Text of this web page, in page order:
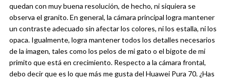
quedan con muy buena resolución, de hecho, ni siquiera se
observa el granito.En general, la cámara principal logra mantener
un contraste adecuado sin afectar los colores, ni los estalla, ni los
opaca. Igualmente, logra mantener todos los detalles necesarios
de la imagen, tales como los pelos de mi gato o el bigote de mi
primito que está en crecimiento. Respecto a la cámara frontal,
debo decir que es lo que más me gusta del Huawei Pura 70. ¿Has